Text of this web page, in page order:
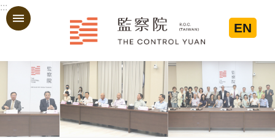
跳到主要內容區塊
:::
EN